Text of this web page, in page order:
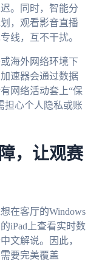
。同时，智能分
，观看影音直播
线，互不干扰。
海外网络环境下
速器会通过数据
网络活动套上“保
担心个人隐私或账
，让观赛
在客厅的Windows
iPad上查看实时数
文解说。因此，
要完美覆盖